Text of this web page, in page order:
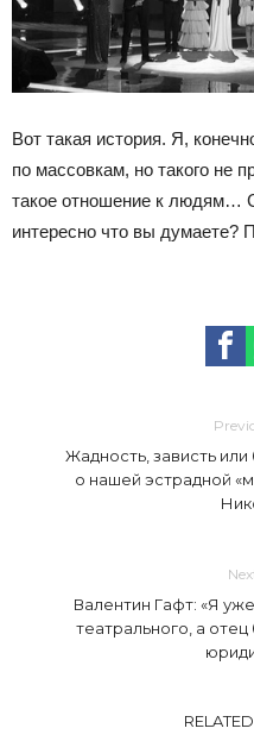
Вот такая история. Я,
по массовкам, но такого не
такое отношение к людям…
интересно что вы думаете?
Жадность, зависть
о нашей эстрадной
Валентин Гафт: «Я
театрального, а отец